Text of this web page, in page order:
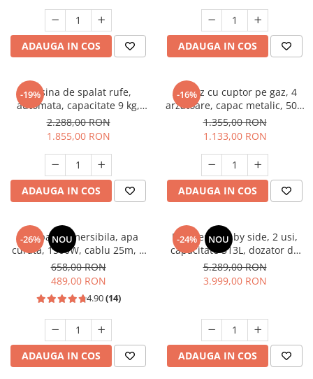
Masini de spalat vase incorporabile
Masini de spalat vase
independente
Pachete Incorporabile
Pirostrii & Arzatoare
Plasa umbrire
Pompe de stropit
Radiatoare
Semanatoare,Plantatoare
Sobe pe gaz & electrice
Aspiratoare
Suflante Frunze
Unelte Gradinarit
Ventilatoare & Sisteme Racire
Aparate de aer conditionat
ADAUGA IN COS ADAUGA IN COS
-19%
Masina de spalat rufe,
automata, capacitate 9 kg,
1400 Rpm, display digital,
motor inverter, 14 programe,
Negru mat, HEINNER
2.288,00 RON
1.855,00 RON
ADAUGA IN COS
-16%
Aragaz cu cuptor pe gaz, 4
arzatoare, capac metalic, 50 x
60 cm, 2 in 1, GPL+GN, Gri,
LDK
1.355,00 RON
1.133,00 RON
ADAUGA IN COS
-26% NOU
Pompa submersibila, apa
curata, 1500W, cablu 25m, 8
turbine, absorbtie 40m, 5
mc/h, 1" tol, dimensiune 100
mm, Inox, DRK
658,00 RON
489,00 RON
4.90(14)
ADAUGA IN COS
-24% NOU
Frigider side by side, 2 usi,
capacitate 513L, dozator de
apa si gheata, FULL NO
FROST, afisaj LCD, dual
inverter,Samus SSX-670NFIDE
5.289,00 RON
3.999,00 RON
ADAUGA IN COS